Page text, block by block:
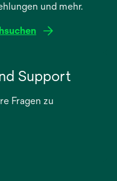
und mehr.
Support
Fragen zu